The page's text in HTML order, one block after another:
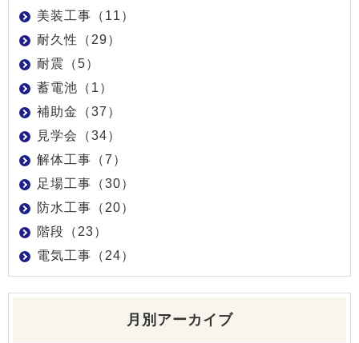
美装工事（11）
耐久性（29）
耐震（5）
蓄電池（1）
補助金（37）
見学会（34）
解体工事（7）
足場工事（30）
防水工事（20）
階段（23）
電気工事（24）
月別アーカイブ